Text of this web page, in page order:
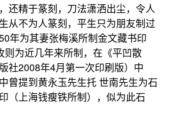
还精于篆刻，刀法潇洒出尘，令人
从不为人篆刻，平生只为朋友制过
年为其妻张梅溪所制金文藏书印
则为近几年来所制，在《平凹散
社2008年4月第一次印刷版）中
曾提到黄永玉先生托 世南先生为石
（上海钱瘦铁所制），似为此石